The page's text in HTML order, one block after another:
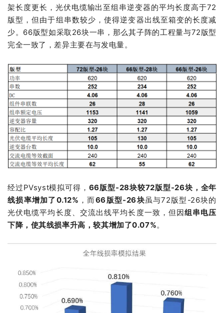
架长度更长，光伏电缆输出至组串逆变器的平均长度高于72
版型，但由于组串数较少，使得逆变器出线至箱变的长度减
少。66版型如采取26块一串，那么其子阵的工程量与72版型
完全一致了，差异主要在与发电量。
经过PVsyst模拟可得， 66版型-28块较72版型-26块，全年
线损率增加了0.12% ，而66版型-26块虽与72版型-26块的
光伏电缆平均长度、交流出线平均长度一致，但因组串电压
下降，使其线损率升高，较其增加了0.07%。